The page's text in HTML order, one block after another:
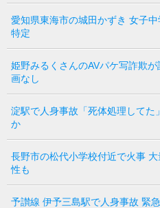
愛知県東海市の城田かずき 女子
特定
姫野みるくさんのAVパケ写詐欺
画なし
淀駅で人身事故「死体処理して
か
長野市の松代小学校付近で火事
性も
予讃線 伊予三島駅で人身事故 緊